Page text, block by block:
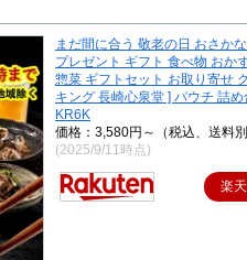
まだ間に合う 敬老の日 おさか
プレゼント ギフト 食べ物 おか
惣菜 ギフトセット お取り寄せ
キング 長崎心泉堂 ] パウチ 詰
KR6K
価格：3,580円～（税込、送料
(2025/9/11時点)
楽